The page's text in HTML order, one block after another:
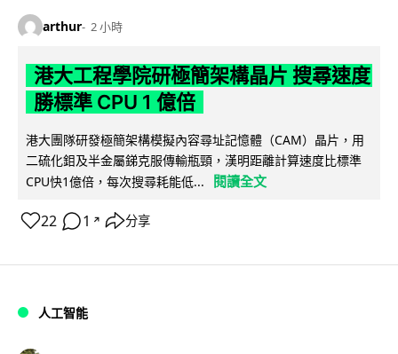
arthur 2 小時
港大工程學院研極簡架構晶片 搜尋速度
勝標準 CPU 1 億倍
港大團隊研發極簡架構模擬內容尋址記憶體（CAM）晶片，用
二硫化鉬及半金屬銻克服傳輸瓶頸，漢明距離計算速度比標準
CPU快1億倍，每次搜尋耗能低...
閱讀全文
22 1 ↗ 分享
人工智能